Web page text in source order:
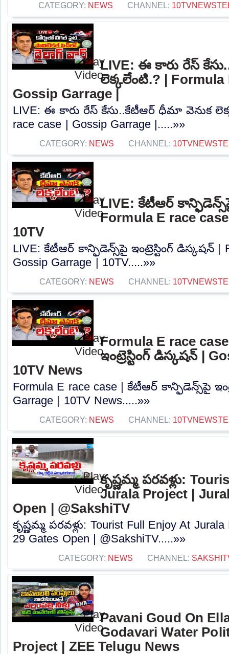
CATEGORY: NEWS CHANNEL:
LIVE: ఈ కారు రేస్‌
లెక్కలేంటి.? | Formula
Gossip Garrage |
LIVE: ఈ కారు రేస్‌ కేసు..కేటీఆర్ ధీమా వెనుక
race case | Gossip Garrage |.....»»
CATEGORY: NEWS CHANNEL:
LIVE: కేటీఆర్
Formula E race
10TV
LIVE: కేటీఆర్ కాన్ఫిడెన్స్‌పై ఇంట్రెస్టింగ్ డిస్కషన్‌ |
Gossip Garrage | 10TV.....»»
CATEGORY: NEWS CHANNEL:
Formula E race
ఇంట్రెస్టింగ్ డిస్కషన్‌ |
10TV News
Formula E race case | కేటీఆర్ కాన్ఫిడెన్స్‌పై
Garrage | 10TV News.....»»
CATEGORY: NEWS CHANNEL:
కృష్ణమ్మ పరవళ్లు:
Jurala Project |
Open | @SakshiTV
కృష్ణమ్మ పరవళ్లు: Tourist Full Enjoy At
29 Gates Open | @SakshiTV.....»»
CATEGORY: NEWS CHANNEL:
Pavani Goud On
Godavari Water
Project | ZEE Telugu News